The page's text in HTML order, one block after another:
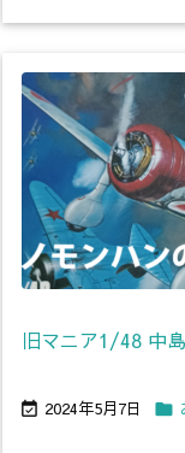
旧マニア1/48 中
 2024年5月7日 